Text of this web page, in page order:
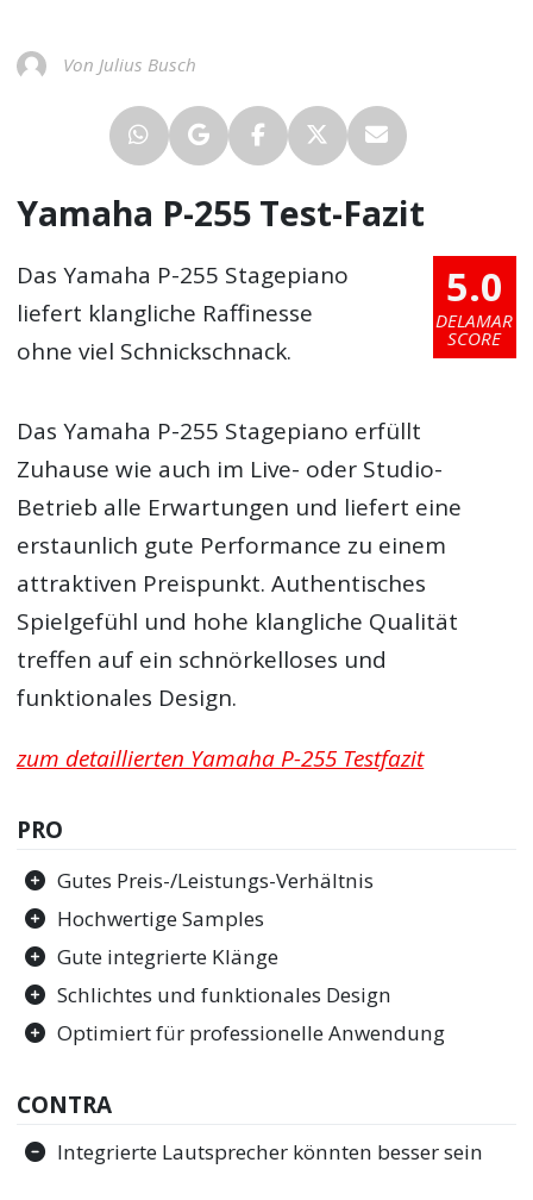
Von Julius Busch
Yamaha P-255 Test-Fazit
5.0
DELAMAR
SCORE
Das Yamaha P-255 Stagepiano
liefert klangliche Raffinesse
ohne viel Schnickschnack.
Das Yamaha P-255 Stagepiano erfüllt
Zuhause wie auch im Live- oder Studio-
Betrieb alle Erwartungen und liefert eine
erstaunlich gute Performance zu einem
attraktiven Preispunkt. Authentisches
Spielgefühl und hohe klangliche Qualität
treffen auf ein schnörkelloses und
funktionales Design.
zum detaillierten Yamaha P-255 Testfazit
PRO
Gutes Preis-/Leistungs-Verhältnis
Hochwertige Samples
Gute integrierte Klänge
Schlichtes und funktionales Design
Optimiert für professionelle Anwendung
CONTRA
Integrierte Lautsprecher könnten besser sein